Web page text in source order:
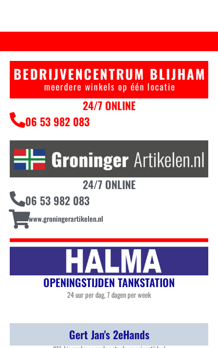
24/7 ONLINE
06 53 982 083
24/7 ONLINE
06 53 982 083
www.groningerartikelen.nl
OPENINGSTIJDEN TANKSTATION
24 uur per dag, 7 dagen per week
Gert Jan's 2eHands